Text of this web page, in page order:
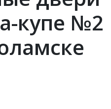
купе №2